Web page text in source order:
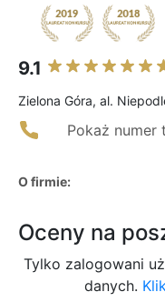
9.1
Zielona Góra, al.
Pokaż numer
O firmie:
Oceny na
Tylko zalogowani
danych.